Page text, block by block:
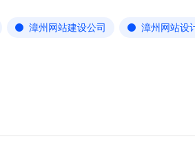
漳州网站建设公司 漳州网站设